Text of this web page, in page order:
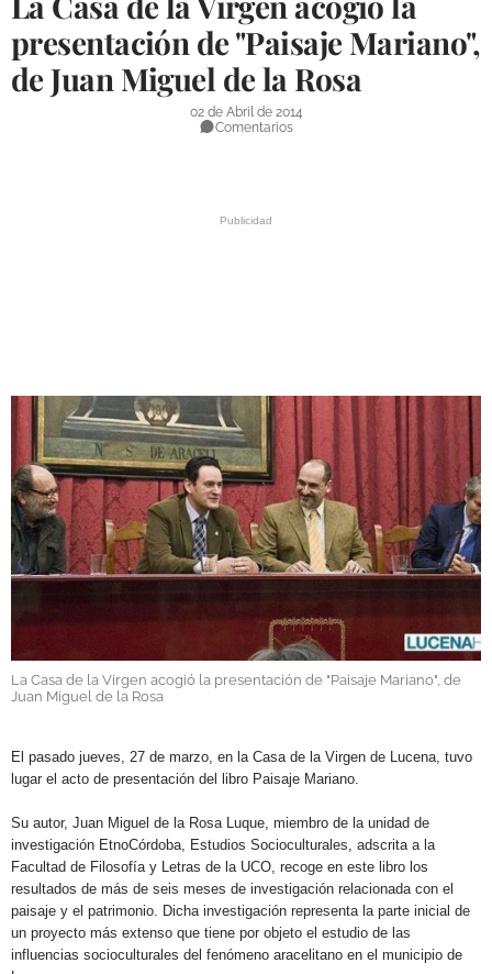
DEPORTES
COMPETICIONES
OBRAS
NECROLÓGICAS
GALERÍAS
presentación de "Paisaje Mariano",
de Juan Miguel de la Rosa
02 de Abril de 2014
Comentarios
La Casa de la Virgen acogió la presentación de "Paisaje Mariano", de
Juan Miguel de la Rosa
El pasado jueves, 27 de marzo, en la Casa de la Virgen de Lucena, tuvo
lugar el acto de presentación del libro Paisaje Mariano.
Su autor, Juan Miguel de la Rosa Luque, miembro de la unidad de
investigación EtnoCórdoba, Estudios Socioculturales, adscrita a la
Facultad de Filosofía y Letras de la UCO, recoge en este libro los
resultados de más de seis meses de investigación relacionada con el
paisaje y el patrimonio. Dicha investigación representa la parte inicial de
un proyecto más extenso que tiene por objeto el estudio de las
influencias socioculturales del fenómeno aracelitano en el municipio de